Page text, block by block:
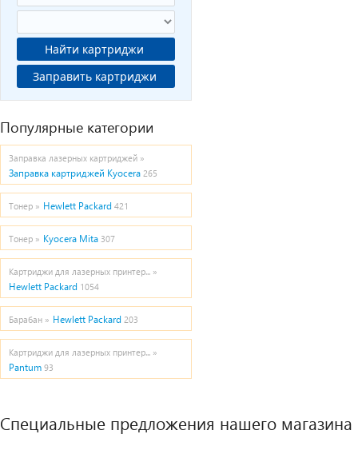
Найти картриджи
Заправить картриджи
Популярные категории
Заправка лазерных картриджей »
Заправка картриджей Kyocera 265
Тонер » Hewlett Packard 421
Тонер » Kyocera Mita 307
Картриджи для лазерных принтер... »
Hewlett Packard 1054
Барабан » Hewlett Packard 203
Картриджи для лазерных принтер... »
Pantum 93
Специальные предложения нашего магазина